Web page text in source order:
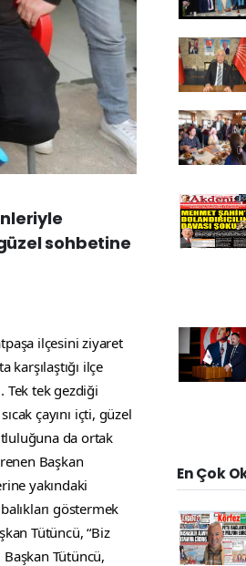
sohbetine
ilçesini ziyaret
karşılaştığı ilçe
Tek tek gezdiği
çayını içti, güzel
da ortak
Başkan
yakındaki
göstermek
Tütüncü, “Biz
Tütüncü,
En Çok